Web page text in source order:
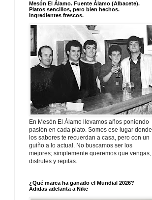
Mesón El Álamo. Fuente Álamo (Albacete).
Platos sencillos, pero bien hechos.
Ingredientes frescos.
En Mesón El Álamo llevamos años poniendo
pasión en cada plato. Somos ese lugar donde
los sabores te recuerdan a casa, pero con un
guiño a lo actual. No buscamos ser los
mejores; simplemente queremos que vengas,
disfrutes y repitas.
¿Qué marca ha ganado el Mundial 2026?
Adidas adelanta a Nike